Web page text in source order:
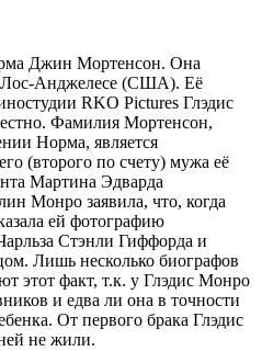
Джин Мортенсон. Она
Лос-Анджелесе (США). Её
RKO Pictures Глэдис
Фамилия Мортенсон,
Норма, является
(второго по счету) мужа её
Мартина Эдварда
Монро заявила, что, когда
ей фотографию
Стэнли Гиффорда и
Лишь несколько биографов
этот факт, т.к. у Глэдис Монро
и едва ли она в точности
От первого брака Глэдис
не жили.